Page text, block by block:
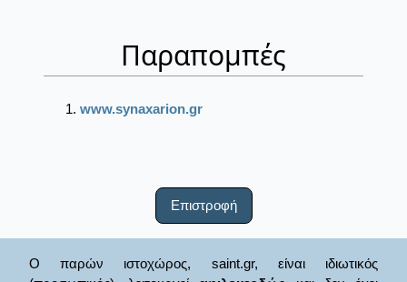
Παραπομπές
www.synaxarion.gr
Επιστροφή
Ο παρών ιστοχώρος, saint.gr, είναι ιδιωτικός